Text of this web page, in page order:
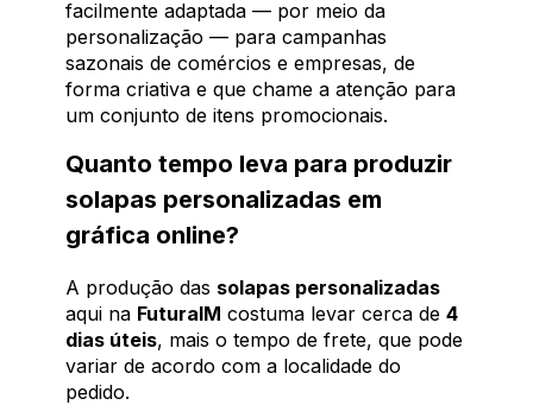
facilmente adaptada — por meio da
personalização — para campanhas
sazonais de comércios e empresas, de
forma criativa e que chame a atenção para
um conjunto de itens promocionais.
Quanto tempo leva para produzir
solapas personalizadas em
gráfica online?
A produção das solapas personalizadas
aqui na FuturaIM costuma levar cerca de 4
dias úteis, mais o tempo de frete, que pode
variar de acordo com a localidade do
pedido.